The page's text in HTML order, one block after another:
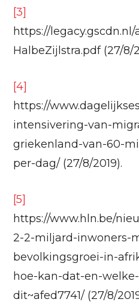
[3]
https://
HalbeZijlstra.pdf (27/8/
[4]
https://
intensivering-van-
griekenland-van-60-
per-dag/ (27/8/2019).
[5]
https://www.hln.be/
2-2-miljard-inwoners-
bevolkingsgroei-in-
hoe-kan-dat-en-
dit~afed7741/ (27/8/